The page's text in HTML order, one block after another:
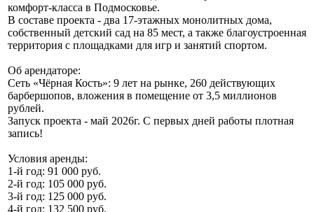
комфорт‑класса в Подмосковье.
В составе проекта - два 17‑этажных монолитных дома,
собственный детский сад на 85 мест, а также благоустроенная
территория с площадками для игр и занятий спортом.
Об арендаторе:
Сеть «Чёрная Кость»: 9 лет на рынке, 260 действующих
барбершопов, вложения в помещение от 3,5 миллионов
рублей.
Запуск проекта - май 2026г. С первых дней работы плотная
запись!
Условия аренды:
1-й год: 91 000 руб.
2-й год: 105 000 руб.
3-й год: 125 000 руб.
4-й год: 132 500 руб.